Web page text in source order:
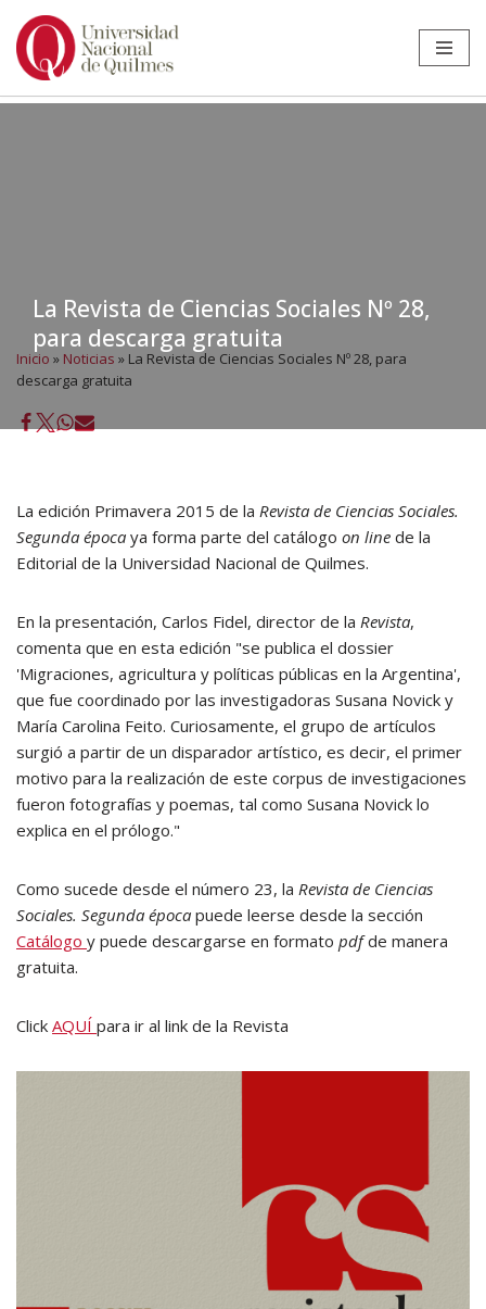
Ir
La Revista de Ciencias Sociales Nº 28,
para descarga gratuita
Inicio » Noticias » La Revista de Ciencias Sociales Nº 28, para
descarga gratuita
La edición Primavera 2015 de la Revista de Ciencias Sociales.
Segunda época ya forma parte del catálogo on line de la
Editorial de la Universidad Nacional de Quilmes.
En la presentación, Carlos Fidel, director de la Revista,
comenta que en esta edición "se publica el dossier
'Migraciones, agricultura y políticas públicas en la Argentina',
que fue coordinado por las investigadoras Susana Novick y
María Carolina Feito. Curiosamente, el grupo de artículos
surgió a partir de un disparador artístico, es decir, el primer
motivo para la realización de este corpus de investigaciones
fueron fotografías y poemas, tal como Susana Novick lo
explica en el prólogo."
Como sucede desde el número 23, la Revista de Ciencias
Sociales. Segunda época puede leerse desde la sección
Catálogo y puede descargarse en formato pdfde manera
gratuita.
Click AQUÍ para ir al link de la Revista